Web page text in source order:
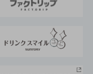
ティ経営